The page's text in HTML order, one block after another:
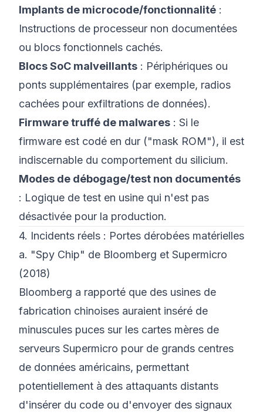
Implants de microcode/fonctionnalité :
Instructions de processeur non documentées
ou blocs fonctionnels cachés.
Blocs SoC malveillants : Périphériques ou
ponts supplémentaires (par exemple, radios
cachées pour exfiltrations de données).
Firmware truffé de malwares : Si le
firmware est codé en dur ("mask ROM"), il est
indiscernable du comportement du silicium.
Modes de débogage/test non documentés
: Logique de test en usine qui n'est pas
désactivée pour la production.
4. Incidents réels : Portes dérobées matérielles
a. "Spy Chip" de Bloomberg et Supermicro
(2018)
Bloomberg a rapporté que des usines de
fabrication chinoises auraient inséré de
minuscules puces sur les cartes mères de
serveurs Supermicro pour de grands centres
de données américains, permettant
potentiellement à des attaquants distants
d'insérer du code ou d'envoyer des signaux